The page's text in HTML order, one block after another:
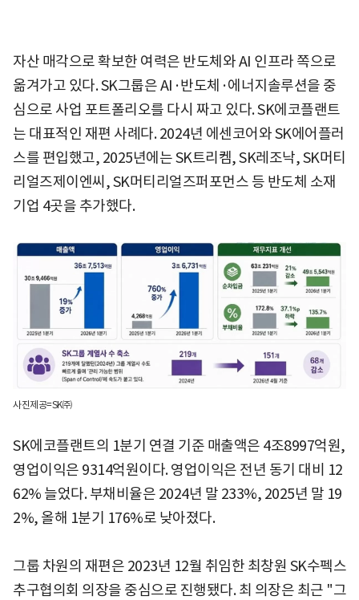
자산 매각으로 확보한 여력은 반도체와 AI 인프라 쪽으로
옮겨가고 있다. SK그룹은 AI·반도체·에너지솔루션을 중
심으로 사업 포트폴리오를 다시 짜고 있다. SK에코플랜트
는 대표적인 재편 사례다. 2024년 에센코어와 SK에어플러
스를 편입했고, 2025년에는 SK트리켐, SK레조낙, SK머티
리얼즈제이엔씨, SK머티리얼즈퍼포먼스 등 반도체 소재
기업 4곳을 추가했다.
사진제공=SK㈜
SK에코플랜트의 1분기 연결 기준 매출액은 4조8997억원,
영업이익은 9314억원이다. 영업이익은 전년 동기 대비 12
62% 늘었다. 부채비율은 2024년 말 233%, 2025년 말 19
2%, 올해 1분기 176%로 낮아졌다.
그룹 차원의 재편은 2023년 12월 취임한 최창원 SK수펙스
추구협의회 의장을 중심으로 진행됐다. 최 의장은 최근 "그